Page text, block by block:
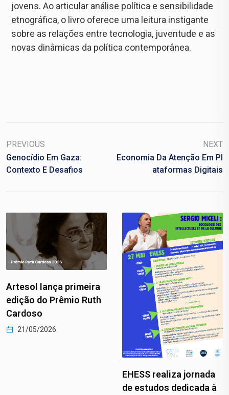
jovens. Ao articular análise política e sensibilidade
etnográfica, o livro oferece uma leitura instigante
sobre as relações entre tecnologia, juventude e as
novas dinâmicas da política contemporânea.
PREVIOUS
Genocídio Em Gaza:
Contexto E Desafios
NEXT
Economia Da Atenção Em Pl
Ataformas Digitais
Artesol lança primeira
edição do Prêmio Ruth
Cardoso
21/05/2026
EHESS realiza jornada
de estudos dedicada à